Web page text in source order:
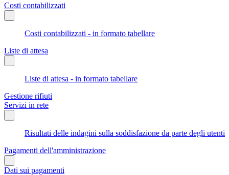
Costi contabilizzati
Costi contabilizzati - in formato tabellare
Liste di attesa
Liste di attesa - in formato tabellare
Gestione rifiuti
Servizi in rete
Risultati delle indagini sulla soddisfazione da parte degli utenti
Pagamenti dell'amministrazione
Dati sui pagamenti